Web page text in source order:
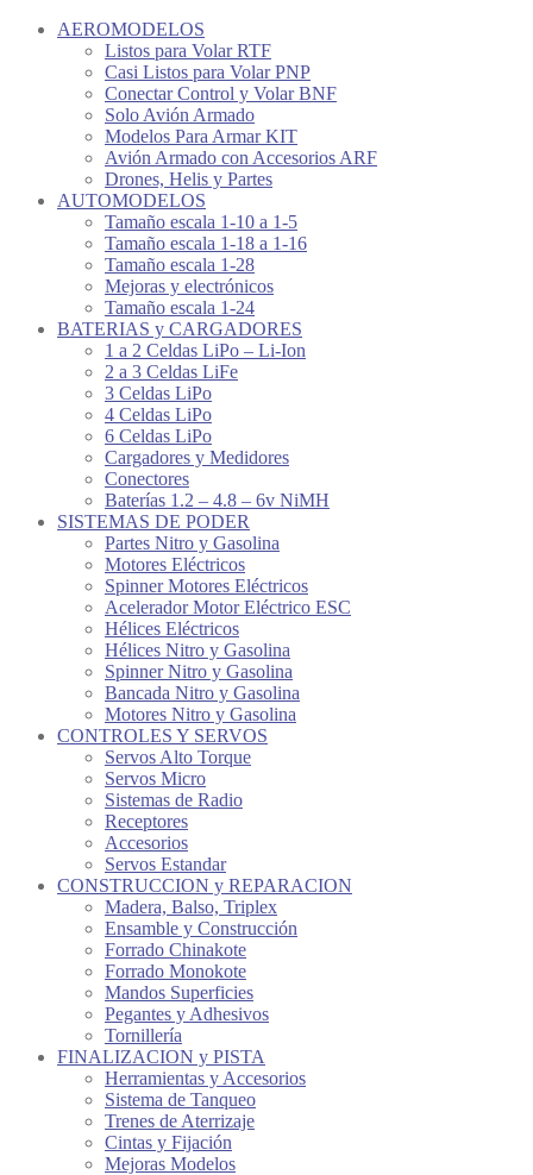
AEROMODELOS
Listos para Volar RTF
Casi Listos para Volar PNP
Conectar Control y Volar BNF
Solo Avión Armado
Modelos Para Armar KIT
Avión Armado con Accesorios ARF
Drones, Helis y Partes
AUTOMODELOS
Tamaño escala 1-10 a 1-5
Tamaño escala 1-18 a 1-16
Tamaño escala 1-28
Mejoras y electrónicos
Tamaño escala 1-24
BATERIAS y CARGADORES
1 a 2 Celdas LiPo – Li-Ion
2 a 3 Celdas LiFe
3 Celdas LiPo
4 Celdas LiPo
6 Celdas LiPo
Cargadores y Medidores
Conectores
Baterías 1.2 – 4.8 – 6v NiMH
SISTEMAS DE PODER
Partes Nitro y Gasolina
Motores Eléctricos
Spinner Motores Eléctricos
Acelerador Motor Eléctrico ESC
Hélices Eléctricos
Hélices Nitro y Gasolina
Spinner Nitro y Gasolina
Bancada Nitro y Gasolina
Motores Nitro y Gasolina
CONTROLES Y SERVOS
Servos Alto Torque
Servos Micro
Sistemas de Radio
Receptores
Accesorios
Servos Estandar
CONSTRUCCION y REPARACION
Madera, Balso, Triplex
Ensamble y Construcción
Forrado Chinakote
Forrado Monokote
Mandos Superficies
Pegantes y Adhesivos
Tornillería
FINALIZACION y PISTA
Herramientas y Accesorios
Sistema de Tanqueo
Trenes de Aterrizaje
Cintas y Fijación
Mejoras Modelos